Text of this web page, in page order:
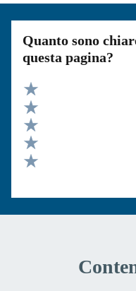
Quanto sono
questa pagina?
Valuta 5 stelle su 5
Valuta 4 stelle su 5
Valuta 3 stelle su 5
Valuta 2 stelle su 5